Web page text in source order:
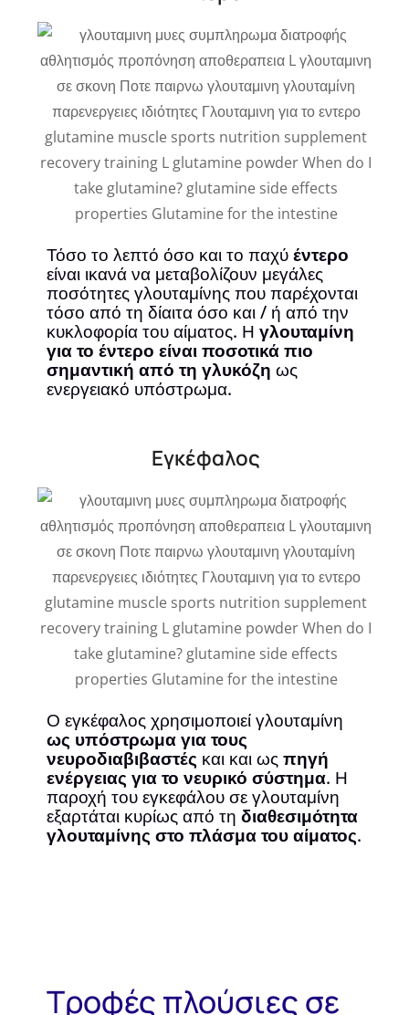
Τόσο το λεπτό όσο και το παχύέντερο
είναι ικανά να μεταβολίζουν μεγάλες
ποσότητες γλουταμίνης που παρέχονται
τόσο από τη δίαιτα όσο και / ή από την
κυκλοφορία του αίματος. Η γλουταμίνη
για το έντερο είναι ποσοτικά πιο
σημαντική από τη γλυκόζη ως
ενεργειακό υπόστρωμα.
Εγκέφαλος
Ο εγκέφαλος χρησιμοποιεί γλουταμίνη
ως υπόστρωμα για τους
νευροδιαβιβαστές και και ως πηγή
ενέργειας για το νευρικό σύστημα. Η
παροχή του εγκεφάλου σε γλουταμίνη
εξαρτάται κυρίως από τη διαθεσιμότητα
γλουταμίνης στο πλάσμα του αίματος.
Τροφές πλούσιες σε